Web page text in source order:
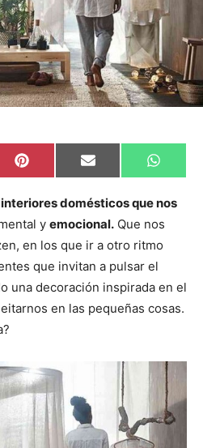
C
o
p
r
i
r
e
n
P
i
t
r
e
s
t
C
o
p
r
r
e
n
E
m
i
C
o
p
r
i
n
W
h
t
A
p
p
interiores domésticos que nos
y emocional. Que nos
en los que ir a otro ritmo
que invitan a pulsar el
una decoración inspirada en el
en las pequeñas cosas.